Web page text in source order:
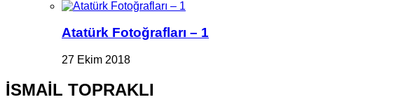
Atatürk Fotoğrafları – 1
27 Ekim 2018
İSMAİL TOPRAKLI